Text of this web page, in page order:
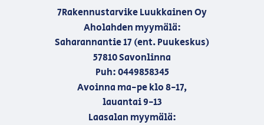
7Rakennustarvike Luukkainen Oy
Aholahden myymälä:
Saharannantie 17 (ent. Puukeskus)
57810 Savonlinna
Puh: 0449858345
Avoinna ma-pe klo 8-17,
lauantai 9-13
Laasalan myymälä: